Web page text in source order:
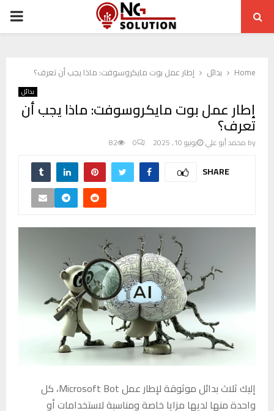
Home بدائل إطار عمل بوت مايكروسوفت: ماذا يجب أن تعرف؟
بدائل
إطار عمل بوت مايكروسوفت: ماذا يجب أن
تعرف؟
by محمد أبو علي يونيو 10, 2025 0
82
SHARE
0
إليك ثلاث بدائل موثوقة لإطار عمل Microsoft Bot، كل
واحدة منها لديها مزايا خاصة ومناسبة لاستخدامات أو